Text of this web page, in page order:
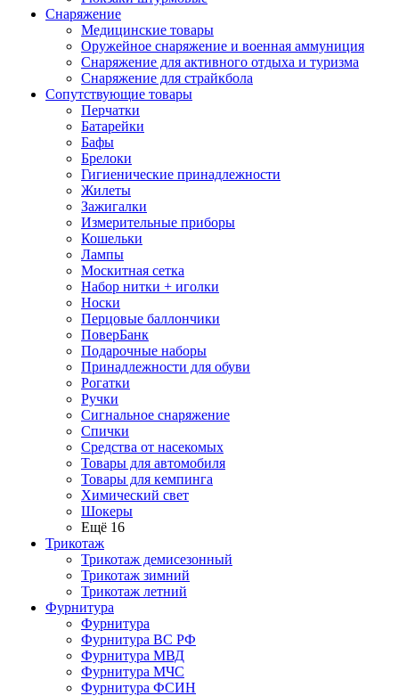
Снаряжение
Медицинские товары
Оружейное снаряжение и военная аммуниция
Снаряжение для активного отдыха и туризма
Снаряжение для страйкбола
Сопутствующие товары
Перчатки
Батарейки
Бафы
Брелоки
Гигиенические принадлежности
Жилеты
Зажигалки
Измерительные приборы
Кошельки
Лампы
Москитная сетка
Набор нитки + иголки
Носки
Перцовые баллончики
ПоверБанк
Подарочные наборы
Принадлежности для обуви
Рогатки
Ручки
Сигнальное снаряжение
Спички
Средства от насекомых
Товары для автомобиля
Товары для кемпинга
Химический свет
Шокеры
Ещё 16
Трикотаж
Трикотаж демисезонный
Трикотаж зимний
Трикотаж летний
Фурнитура
Фурнитура
Фурнитура ВС РФ
Фурнитура МВД
Фурнитура МЧС
Фурнитура ФСИН